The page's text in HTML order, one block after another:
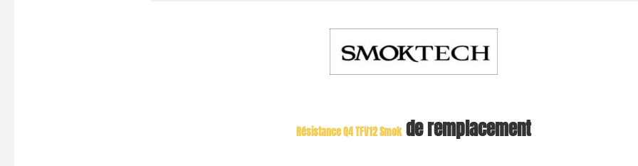
Résistance Q4 TFV12 Smokde remplacement